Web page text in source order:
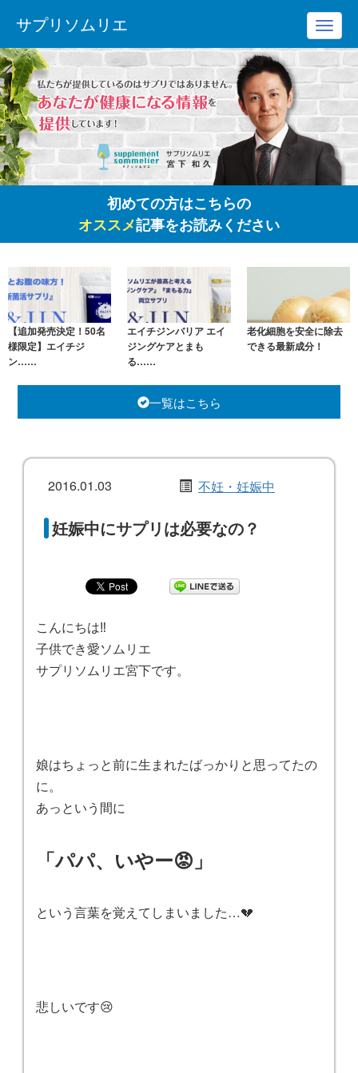
サプリソムリエ
初めての方はこちらの
オススメ記事をお読みください
【追加発売決定！50名
様限定】エイチジ
ン……
エイチジンバリア エイ
ジングケアとまも
る……
老化細胞を安全に除去
できる最新成分！
一覧はこちら
2016.01.03 不妊・妊娠中
妊娠中にサプリは必要なの？
こんにちは‼️
子供でき愛ソムリエ
サプリソムリエ宮下です。
娘はちょっと前に生まれたばっかりと思ってたの
に。
あっという間に
「パパ、いやー😡」
という言葉を覚えてしまいました…💔
悲しいです😢